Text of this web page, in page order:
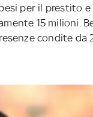
per il prestito
15 milioni.
condite da